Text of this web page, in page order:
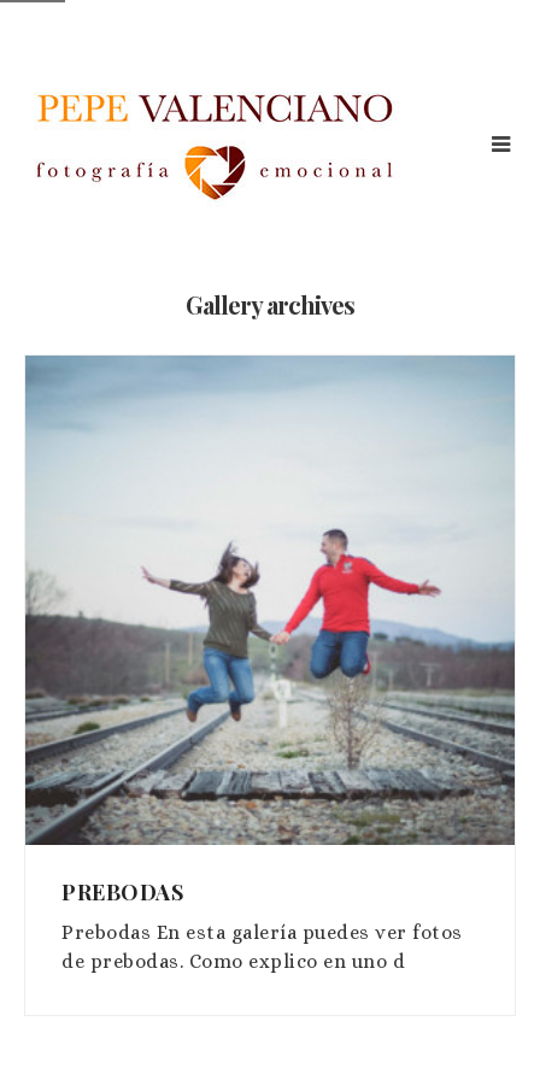
Gallery archives
PREBODAS
Prebodas En esta galería puedes ver fotos
de prebodas. Como explico en uno d